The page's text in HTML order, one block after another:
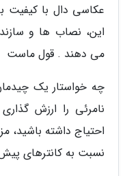
این، نصاب ها و
می دهند . قول ماست
چه خواستار یک
نامرئی را ارزش
احتیاج داشته باشید،
نسبت به کانترهای